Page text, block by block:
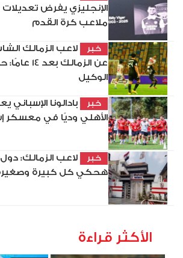
الإنجليزي يفرض
ملاعب كرة القدم
خبر
لاعب الزمالك
عن الزمالك
الوكيل
خبر
بادالونا
الأهلي وديًا في معسكر
خبر
لاعب الزمالك:
هحكي كل كبيرة
الأكثر قراءة